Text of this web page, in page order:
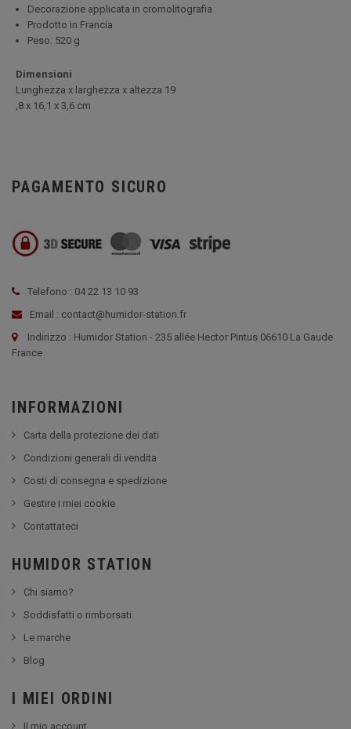
Decorazione applicata in cromolitografia
Prodotto in Francia
Peso: 520 g
Dimensioni
Lunghezza x larghezza x altezza 19
,8 x 16,1 x 3,6 cm
PAGAMENTO SICURO
Telefono : 04 22 13 10 93
Email : contact@humidor-station.fr
Indirizzo : Humidor Station - 235 allée Hector Pintus 06610 La Gaude
France
INFORMAZIONI
Carta della protezione dei dati
Condizioni generali di vendita
Costi di consegna e spedizione
Gestire i miei cookie
Contattateci
HUMIDOR STATION
Chi siamo?
Soddisfatti o rimborsati
Le marche
Blog
I MIEI ORDINI
Il mio account